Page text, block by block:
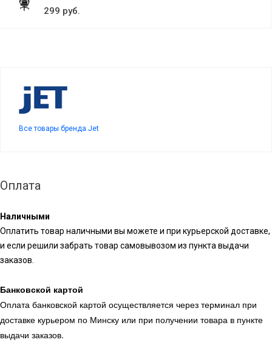
299 руб.
Все товары бренда Jet
Оплата
Наличными
Оплатить товар наличными вы можете и при курьерской доставке,
и если решили забрать товар самовывозом из пункта выдачи
заказов.
Банковской картой
Оплата банковской картой осуществляется через терминал при
доставке курьером по Минску или при получении товара в пункте
выдачи заказов.